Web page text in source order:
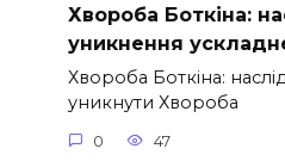
Хвороба Боткіна:
уникнення
Хвороба Боткіна:
уникнути Хвороба
0 47